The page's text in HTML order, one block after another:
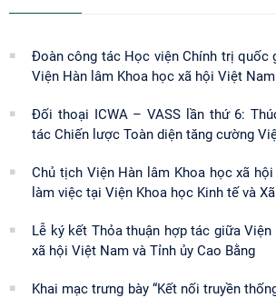
Đoàn công tác Học viện Chính trị quốc
Viện Hàn lâm Khoa học xã hội Việt
Đối thoại ICWA – VASS lần thứ 6:
tác Chiến lược Toàn diện tăng cường
Chủ tịch Viện Hàn lâm Khoa học xã
làm việc tại Viện Khoa học Kinh tế và
Lễ ký kết Thỏa thuận hợp tác giữa
xã hội Việt Nam và Tỉnh ủy Cao Bằng
Khai mạc trưng bày “Kết nối truyền